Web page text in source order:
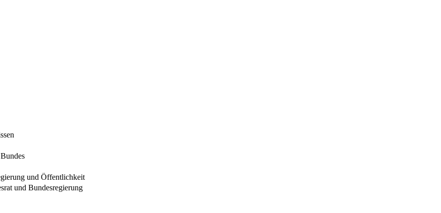
und Öffentlichkeit
und Bundesregierung